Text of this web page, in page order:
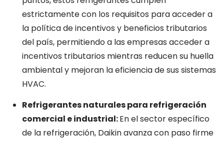
estrictamente con los requisitos para acceder a
la política de incentivos y beneficios tributarios
del país, permitiendo a las empresas acceder a
incentivos tributarios mientras reducen su huella
ambiental y mejoran la eficiencia de sus sistemas
HVAC.
Refrigerantes naturales para refrigeración
comercial e industrial:En el sector específico
de la refrigeración, Daikin avanza con paso firme